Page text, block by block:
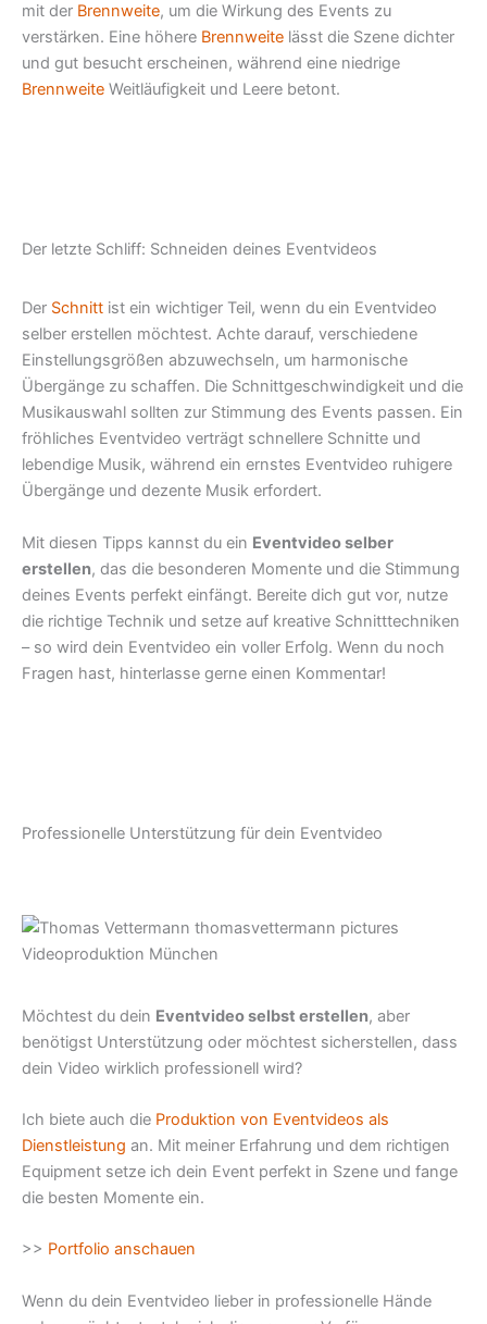
mit der Brennweite, um die Wirkung des Events zu
verstärken. Eine höhere Brennweite lässt die Szene dichter
und gut besucht erscheinen, während eine niedrige
Brennweite Weitläufigkeit und Leere betont.
Der letzte Schliff: Schneiden deines Eventvideos
Der Schnitt ist ein wichtiger Teil, wenn du ein Eventvideo
selber erstellen möchtest. Achte darauf, verschiedene
Einstellungsgrößen abzuwechseln, um harmonische
Übergänge zu schaffen. Die Schnittgeschwindigkeit und die
Musikauswahl sollten zur Stimmung des Events passen. Ein
fröhliches Eventvideo verträgt schnellere Schnitte und
lebendige Musik, während ein ernstes Eventvideo ruhigere
Übergänge und dezente Musik erfordert.
Mit diesen Tipps kannst du ein Eventvideo selber
erstellen, das die besonderen Momente und die Stimmung
deines Events perfekt einfängt. Bereite dich gut vor, nutze
die richtige Technik und setze auf kreative Schnitttechniken
– so wird dein Eventvideo ein voller Erfolg. Wenn du noch
Fragen hast, hinterlasse gerne einen Kommentar!
Professionelle Unterstützung für dein Eventvideo
Möchtest du dein Eventvideo selbst erstellen, aber
benötigst Unterstützung oder möchtest sicherstellen, dass
dein Video wirklich professionell wird?
Ich biete auch die Produktion von Eventvideos als
Dienstleistung an. Mit meiner Erfahrung und dem richtigen
Equipment setze ich dein Event perfekt in Szene und fange
die besten Momente ein.
>> Portfolio anschauen
Wenn du dein Eventvideo lieber in professionelle Hände